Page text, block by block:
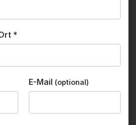
*
E-Mail (optional)